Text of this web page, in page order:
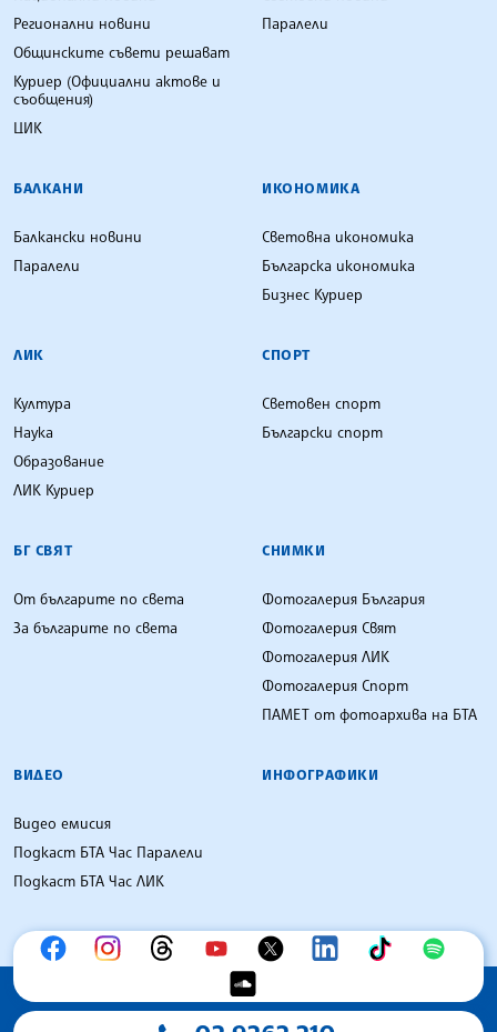
Регионални новини
Общинските съвети решават
Куриер (Официални актове и
съобщения)
ЦИК
Паралели
БАЛКАНИ
Балкански новини
Паралели
ИКОНОМИКА
Световна икономика
Българска икономика
Бизнес Куриер
ЛИК
Култура
Наука
Образование
ЛИК Куриер
СПОРТ
Световен спорт
Български спорт
БГ СВЯТ
От българите по света
За българите по света
СНИМКИ
Фотогалерия България
Фотогалерия Свят
Фотогалерия ЛИК
Фотогалерия Спорт
ПАМЕТ от фотоархива на БТА
ВИДЕО
Видео емисия
Подкаст БТА Час Паралели
Подкаст БТА Час ЛИК
ИНФОГРАФИКИ